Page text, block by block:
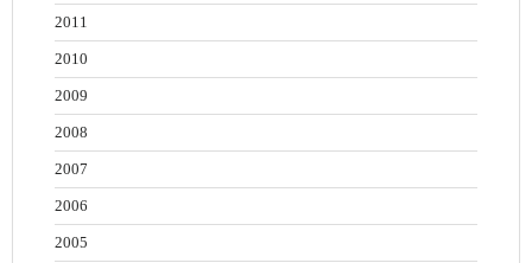
2011
2010
2009
2008
2007
2006
2005